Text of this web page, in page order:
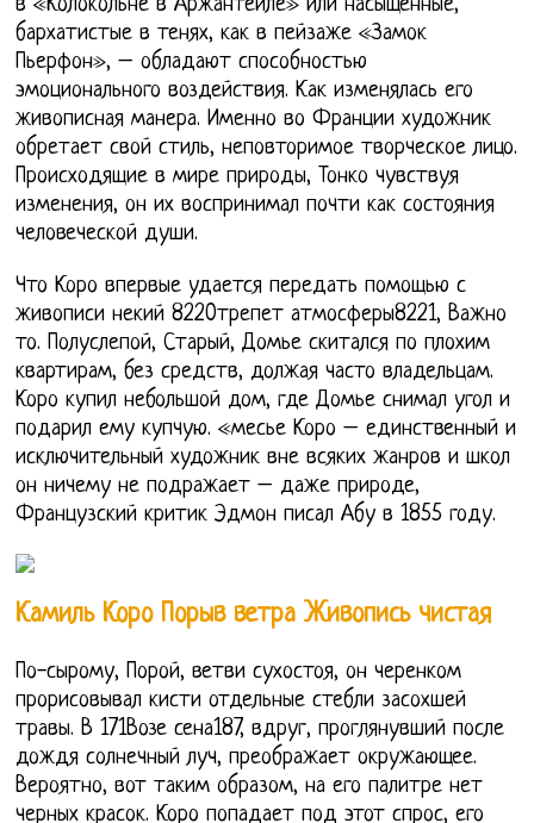
в «Колокольне в Аржантейле» или насыщенные,
бархатистые в тенях, как в пейзаже «Замок
Пьерфон», – обладают способностью
эмоционального воздействия. Как изменялась его
живописная манера. Именно во Франции художник
обретает свой стиль, неповторимое творческое лицо.
Происходящие в мире природы, Тонко чувствуя
изменения, он их воспринимал почти как состояния
человеческой души.
Что Коро впервые удается передать помощью с
живописи некий 8220трепет атмосферы8221, Важно
то. Полуслепой, Старый, Домье скитался по плохим
квартирам, без средств, должая часто владельцам.
Коро купил небольшой дом, где Домье снимал угол и
подарил ему купчую. «месье Коро – единственный и
исключительный художник вне всяких жанров и школ
он ничему не подражает – даже природе,
Французский критик Эдмон писал Абу в 1855 году.
Камиль Коро Порыв ветра Живопись чистая
По-сырому, Порой, ветви сухостоя, он черенком
прорисовывал кисти отдельные стебли засохшей
травы. В 171Возе сена187, вдруг, проглянувший после
дождя солнечный луч, преображает окружающее.
Вероятно, вот таким образом, на его палитре нет
черных красок. Коро попадает под этот спрос, его